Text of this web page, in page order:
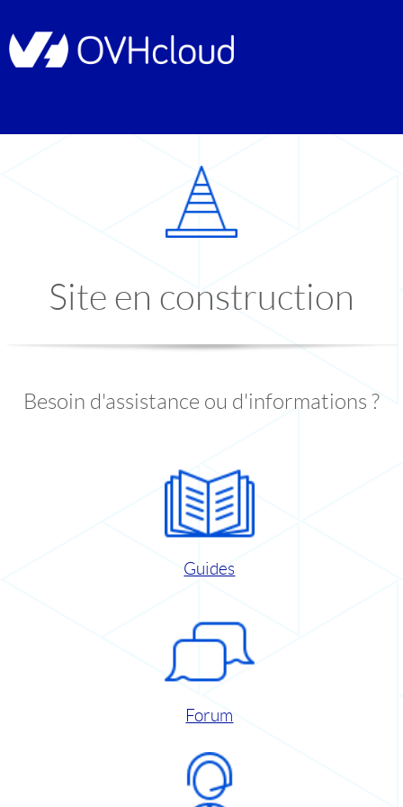
Site en construction
Besoin d'assistance ou d'informations ?
Guides
Forum